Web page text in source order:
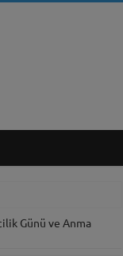
Günü ve Anma